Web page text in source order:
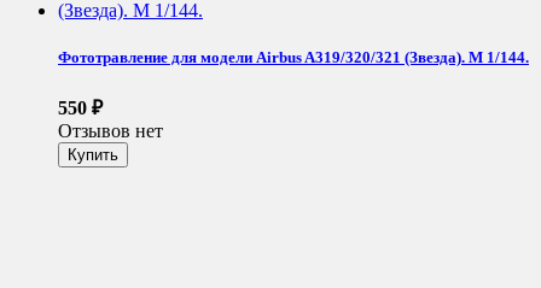
Фототравление для модели Airbus A319/320/321 (Звезда). М 1/144.
550 ₽
Отзывов нет